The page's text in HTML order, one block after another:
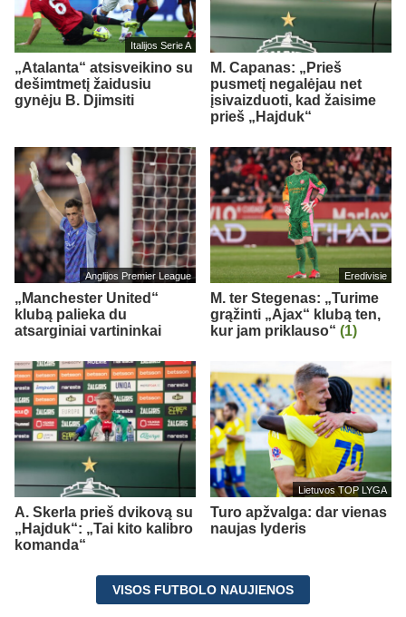
Italijos Serie A
„Atalanta“ atsisveikino su
dešimtmetį žaidusiu
gynėju B. Djimsiti
M. Capanas: „Prieš
pusmetį negalėjau net
įsivaizduoti, kad žaisime
prieš „Hajduk“
Anglijos Premier League
„Manchester United“
klubą palieka du
atsarginiai vartininkai
Eredivisie
M. ter Stegenas: „Turime
grąžinti „Ajax“ klubą ten,
kur jam priklauso“ (1)
A. Skerla prieš dvikovą su
„Hajduk“: „Tai kito kalibro
komanda“
Lietuvos TOP LYGA
Turo apžvalga: dar vienas
naujas lyderis
VISOS FUTBOLO NAUJIENOS